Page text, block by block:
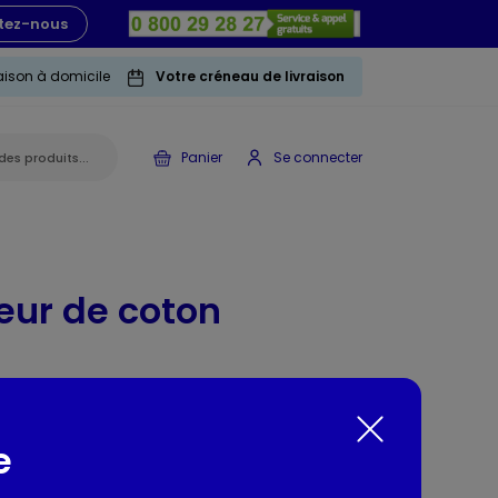
nous
à domicile Votre créneau de livraison
Panier Se connecter
de coton